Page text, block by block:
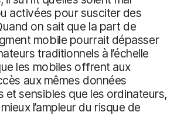
activées pour susciter des
on sait que la part de
mobile pourrait dépasser
traditionnels à l’échelle
les mobiles offrent aux
aux mêmes données
et sensibles que les ordinateurs,
l’ampleur du risque de